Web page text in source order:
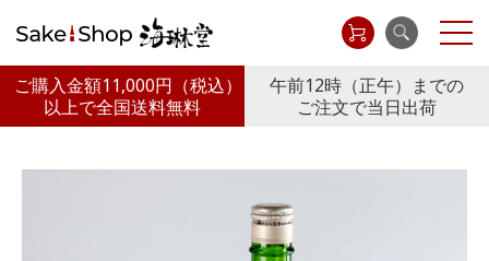
ご購入金額11,000円 （税込）
以上で全国送料無料
午前12時（正午）までの
ご注文で当日出荷